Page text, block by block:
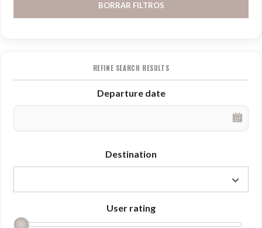
BORRAR FILTROS
REFINE SEARCH RESULTS
Destination
Departure date
User rating